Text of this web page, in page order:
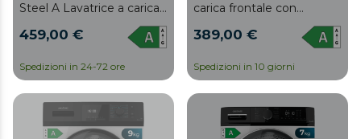
Steel A Lavatrice a carica
frontale con capacità di 8
kg e 1400 giri al minuto,
Inverter Plus, SteamMax,
Caricamento automatico
e display touch XXL. Una
classe.
459,00 €
Spedizioni in 24-72 ore
carica frontale con
capacità di 8 kg e 1400
giri/min, classe A, 16
Inverter Plus, SteamMax,
Drum Clean e Allergy
Care.
389,00 €
Spedizioni in 10 giorni